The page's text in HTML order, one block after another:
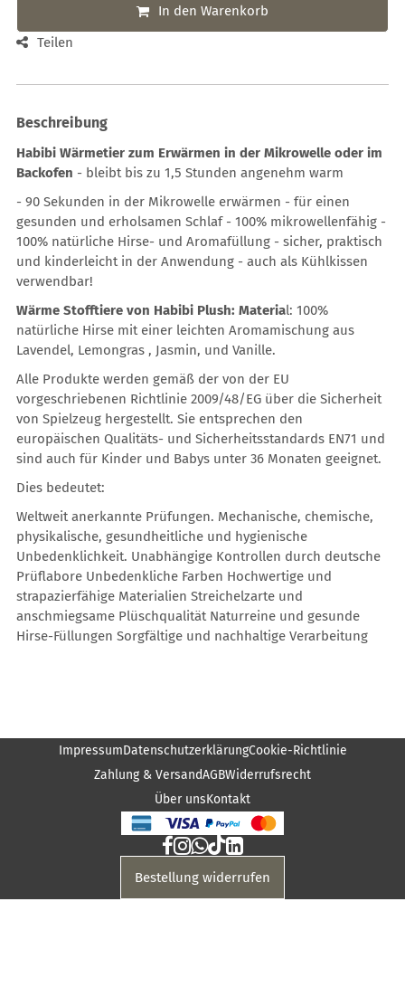
In den Warenkorb
Teilen
Beschreibung
Habibi Wärmetier zum Erwärmen in der Mikrowelle oder im
Backofen - bleibt bis zu 1,5 Stunden angenehm warm
- 90 Sekunden in der Mikrowelle erwärmen - für einen
gesunden und erholsamen Schlaf - 100% mikrowellenfähig -
100% natürliche Hirse- und Aromafüllung - sicher, praktisch
und kinderleicht in der Anwendung - auch als Kühlkissen
verwendbar!
Wärme Stofftiere von Habibi Plush: Material: 100%
natürliche Hirse mit einer leichten Aromamischung aus
Lavendel, Lemongras , Jasmin, und Vanille.
Alle Produkte werden gemäß der von der EU
vorgeschriebenen Richtlinie 2009/48/EG über die Sicherheit
von Spielzeug hergestellt. Sie entsprechen den
europäischen Qualitäts- und Sicherheitsstandards EN71 und
sind auch für Kinder und Babys unter 36 Monaten geeignet.
Dies bedeutet:
Weltweit anerkannte Prüfungen. Mechanische, chemische,
physikalische, gesundheitliche und hygienische
Unbedenklichkeit. Unabhängige Kontrollen durch deutsche
Prüflabore Unbedenkliche Farben Hochwertige und
strapazierfähige Materialien Streichelzarte und
anschmiegsame Plüschqualität Naturreine und gesunde
Hirse-Füllungen Sorgfältige und nachhaltige Verarbeitung
ImpressumDatenschutzerklärungCookie-Richtlinie
Zahlung & VersandAGBWiderrufsrecht
Über unsKontakt
Bestellung widerrufen